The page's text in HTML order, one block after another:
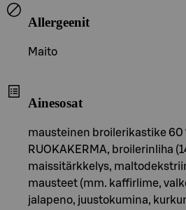
Allergeenit
Maito
Ainesosat
mausteinen broilerikastike 60
RUOKAKERMA, broilerinliha
maissitärkkelys,
mausteet (mm. kaffirlime,
jalapeno, juustokumina,